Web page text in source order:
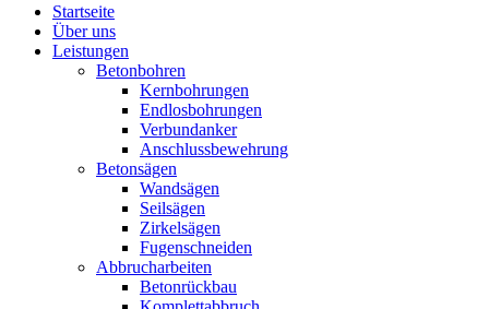
Startseite
Über uns
Leistungen
Betonbohren
Kernbohrungen
Endlosbohrungen
Verbundanker
Anschlussbewehrung
Betonsägen
Wandsägen
Seilsägen
Zirkelsägen
Fugenschneiden
Abbrucharbeiten
Betonrückbau